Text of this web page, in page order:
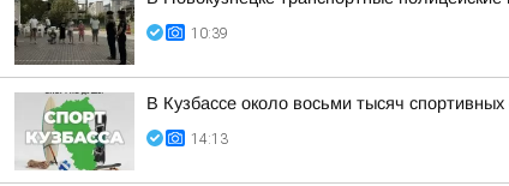
10:39
В Кузбассе около восьми тысяч
14:13